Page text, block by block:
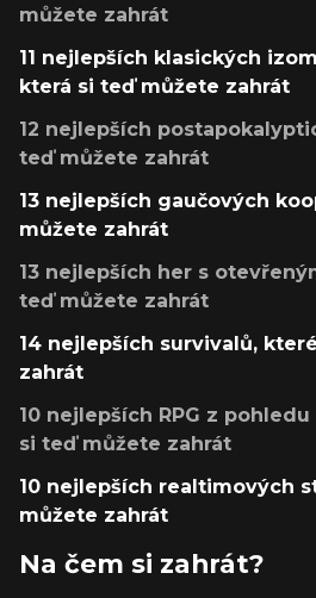
můžete zahrát
11 nejlepších klasických
která si teď můžete zahrát
12 nejlepších
teď můžete zahrát
13 nejlepších gaučových
můžete zahrát
13 nejlepších her s
teď můžete zahrát
14 nejlepších survivalů,
zahrát
10 nejlepších RPG z
si teď můžete zahrát
10 nejlepších realtimových
můžete zahrát
Na čem si zahrát?